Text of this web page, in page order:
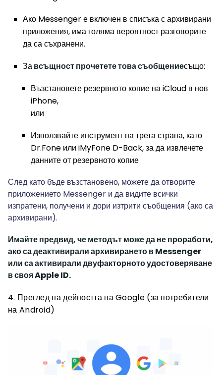
Ако Messenger е включен в списъка с архивирани
приложения, има голяма вероятност разговорите
да са съхранени.
Завсъщност прочетете това съобщениесъщо:
Възстановете резервното копие на iCloud в нов
iPhone,
или
Използвайте инструмент на трета страна, като
Dr.Fone или iMyFone D-Back, за да извлечете
данните от резервното копие
След като бъде възстановено, можете да отворите
приложението Messenger и да видите всички
изпратени, получени и дори изтрити съобщения (ако са
архивирани).
Имайте предвид, че методът може да не проработи,
ако са деактивирали архивирането в Messenger
или са активирали двуфакторното удостоверяване
в своя Apple ID.
4. Преглед на дейността на Google (за потребители
на Android)